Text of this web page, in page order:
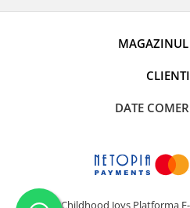
CLIENTI
DATE
Childhood Joys Platforma